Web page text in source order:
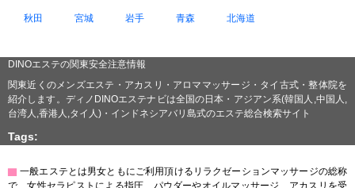
秋田 宮城 岩手 青森 北海道
DINOエステの関東安全注意情報
関東近くのメンズエステ・アカスリ・アロママッサージ・タイ古式・整体院を
紹介します。ディノDINOエステナビは全国の日本・アジアン系(韓国人,中国人,
台湾人,香港人,タイ人)・インドネシアバリ島式のエステ総合検索サイト
Tags:
▇ 一般エステとは男女ともにご利用頂けるリラクゼーションマッサージの総称